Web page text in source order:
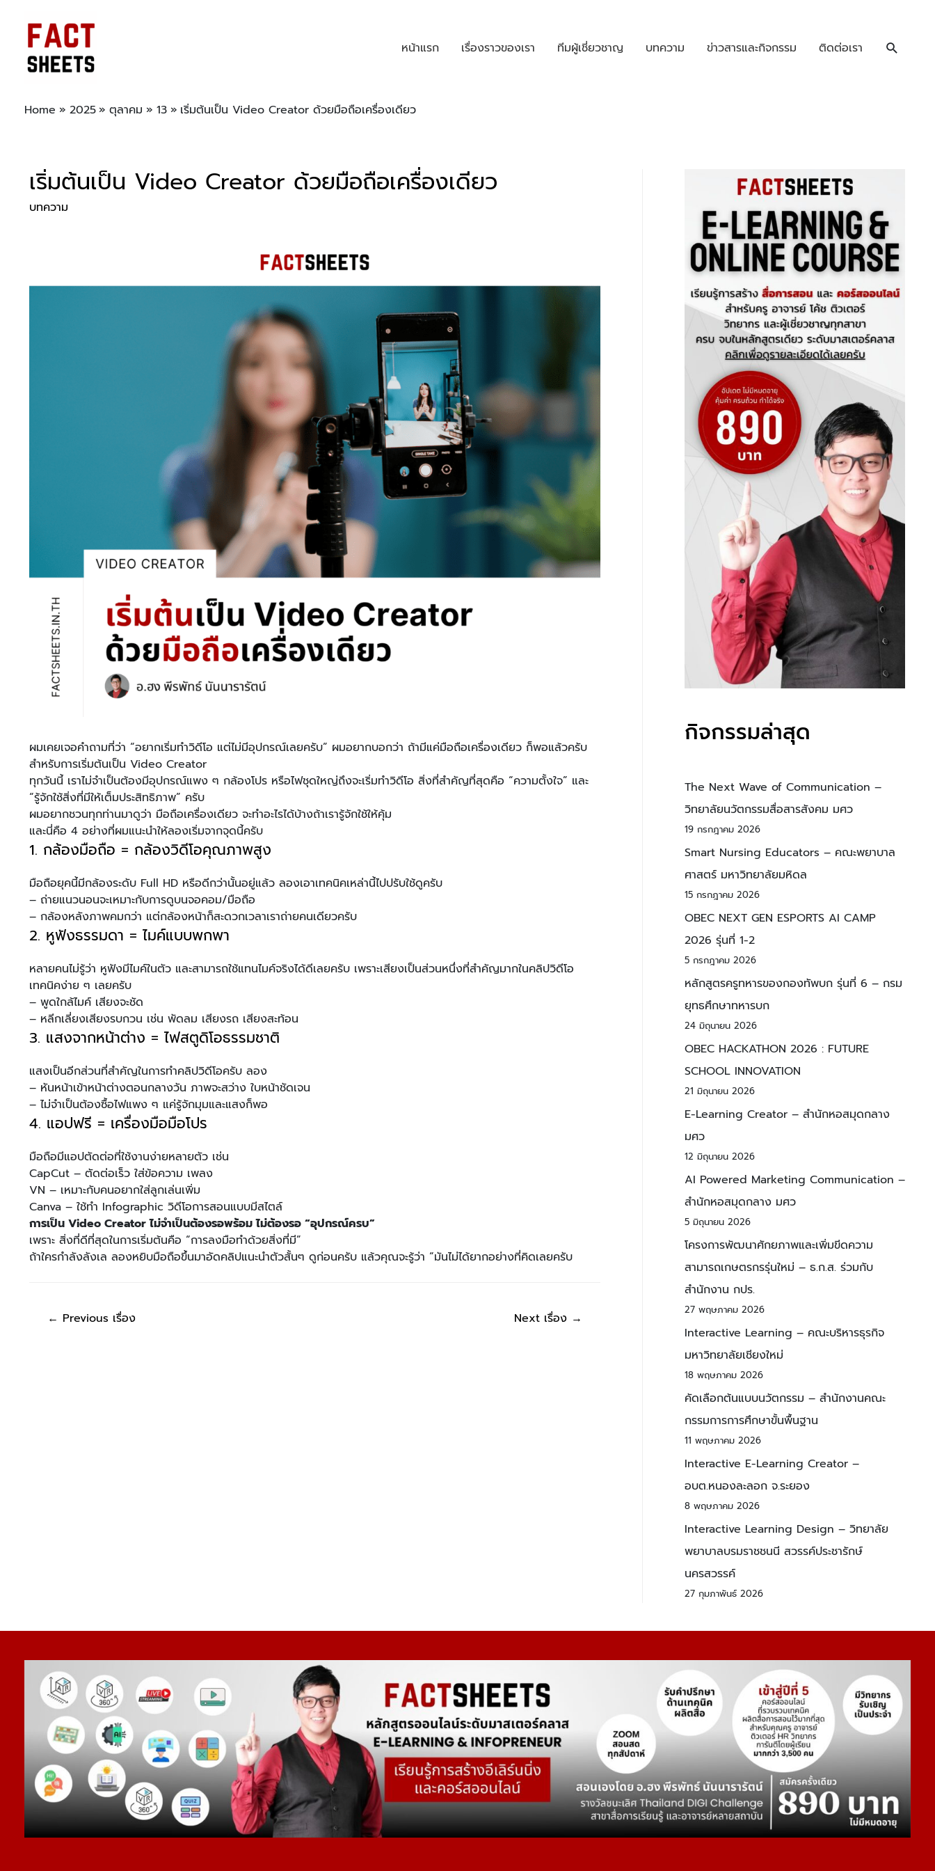
หน้าแรก เรื่องราวของเรา ทีมผู้เชี่ยวชาญ บทความ ข่าวสารและกิจกรรม ติดต่อเรา
Home 2025 ตุลาคม 13 เริ่มต้นเป็น Video Creator ด้วยมือถือเครื่องเดียว
เริ่มต้นเป็น Video Creator ด้วยมือถือเครื่องเดียว
บทความ
ผมเคยเจอคำถามที่ว่า “อยากเริ่มทำวิดีโอ แต่ไม่มีอุปกรณ์เลยครับ” ผมอยากบอกว่า ถ้ามีแค่มือถือเครื่องเดียว ก็พอแล้วครับ
สำหรับการเริ่มต้นเป็น Video Creator
ทุกวันนี้ เราไม่จำเป็นต้องมีอุปกรณ์แพง ๆ กล้องโปร หรือไฟชุดใหญ่ถึงจะเริ่มทำวิดีโอ สิ่งที่สำคัญที่สุดคือ “ความตั้งใจ” และ
“รู้จักใช้สิ่งที่มีให้เต็มประสิทธิภาพ” ครับ
ผมอยากชวนทุกท่านมาดูว่า มือถือเครื่องเดียว จะทำอะไรได้บ้างถ้าเรารู้จักใช้ให้คุ้ม
และนี่คือ 4 อย่างที่ผมแนะนำให้ลองเริ่มจากจุดนี้ครับ
1. กล้องมือถือ = กล้องวิดีโอคุณภาพสูง
มือถือยุคนี้มีกล้องระดับ Full HD หรือดีกว่านั้นอยู่แล้ว ลองเอาเทคนิคเหล่านี้ไปปรับใช้ดูครับ
– ถ่ายแนวนอนจะเหมาะกับการดูบนจอคอม/มือถือ
– กล้องหลังภาพคมกว่า แต่กล้องหน้าก็สะดวกเวลาเราถ่ายคนเดียวครับ
2. หูฟังธรรมดา = ไมค์แบบพกพา
หลายคนไม่รู้ว่า หูฟังมีไมค์ในตัว และสามารถใช้แทนไมค์จริงได้ดีเลยครับ เพราะเสียงเป็นส่วนหนึ่งที่สำคัญมากในคลิปวิดีโอ
เทคนิคง่าย ๆ เลยครับ
– พูดใกล้ไมค์ เสียงจะชัด
– หลีกเลี่ยงเสียงรบกวน เช่น พัดลม เสียงรถ เสียงสะท้อน
3. แสงจากหน้าต่าง = ไฟสตูดิโอธรรมชาติ
แสงเป็นอีกส่วนที่สำคัญในการทำคลิปวิดีโอครับ ลอง
– หันหน้าเข้าหน้าต่างตอนกลางวัน ภาพจะสว่าง ใบหน้าชัดเจน
– ไม่จำเป็นต้องซื้อไฟแพง ๆ แค่รู้จักมุมและแสงก็พอ
4. แอปฟรี = เครื่องมือมือโปร
มือถือมีแอปตัดต่อที่ใช้งานง่ายหลายตัว เช่น
CapCut – ตัดต่อเร็ว ใส่ข้อความ เพลง
VN – เหมาะกับคนอยากใส่ลูกเล่นเพิ่ม
Canva – ใช้ทำ Infographic วิดีโอการสอนแบบมีสไตล์
การเป็น Video Creator ไม่จำเป็นต้องรอพร้อม ไม่ต้องรอ “อุปกรณ์ครบ”
เพราะ สิ่งที่ดีที่สุดในการเริ่มต้นคือ “การลงมือทำด้วยสิ่งที่มี”
ถ้าใครกำลังลังเล ลองหยิบมือถือขึ้นมาอัดคลิปแนะนำตัวสั้นๆ ดูก่อนครับ แล้วคุณจะรู้ว่า “มันไม่ได้ยากอย่างที่คิดเลยครับ
← Previous เรื่อง Next เรื่อง →
กิจกรรมล่าสุด
The Next Wave of Communication –
วิทยาลัยนวัตกรรมสื่อสารสังคม มศว
19 กรกฎาคม 2026
Smart Nursing Educators – คณะพยาบาล
ศาสตร์ มหาวิทยาลัยมหิดล
15 กรกฎาคม 2026
OBEC NEXT GEN ESPORTS AI CAMP
2026 รุ่นที่ 1-2
5 กรกฎาคม 2026
หลักสูตรครูทหารของกองทัพบก รุ่นที่ 6 – กรม
ยุทธศึกษาทหารบก
24 มิถุนายน 2026
OBEC HACKATHON 2026 : FUTURE
SCHOOL INNOVATION
21 มิถุนายน 2026
E-Learning Creator – สำนักหอสมุดกลาง
มศว
12 มิถุนายน 2026
AI Powered Marketing Communication –
สำนักหอสมุดกลาง มศว
5 มิถุนายน 2026
โครงการพัฒนาศักยภาพและเพิ่มขีดความ
สามารถเกษตรกรรุ่นใหม่ – ธ.ก.ส. ร่วมกับ
สำนักงาน กปร.
27 พฤษภาคม 2026
Interactive Learning – คณะบริหารธุรกิจ
มหาวิทยาลัยเชียงใหม่
18 พฤษภาคม 2026
คัดเลือกต้นแบบนวัตกรรม – สำนักงานคณะ
กรรมการการศึกษาขั้นพื้นฐาน
11 พฤษภาคม 2026
Interactive E-Learning Creator –
อบต.หนองละลอก จ.ระยอง
8 พฤษภาคม 2026
Interactive Learning Design – วิทยาลัย
พยาบาลบรมราชชนนี สวรรค์ประชารักษ์
นครสวรรค์
27 กุมภาพันธ์ 2026